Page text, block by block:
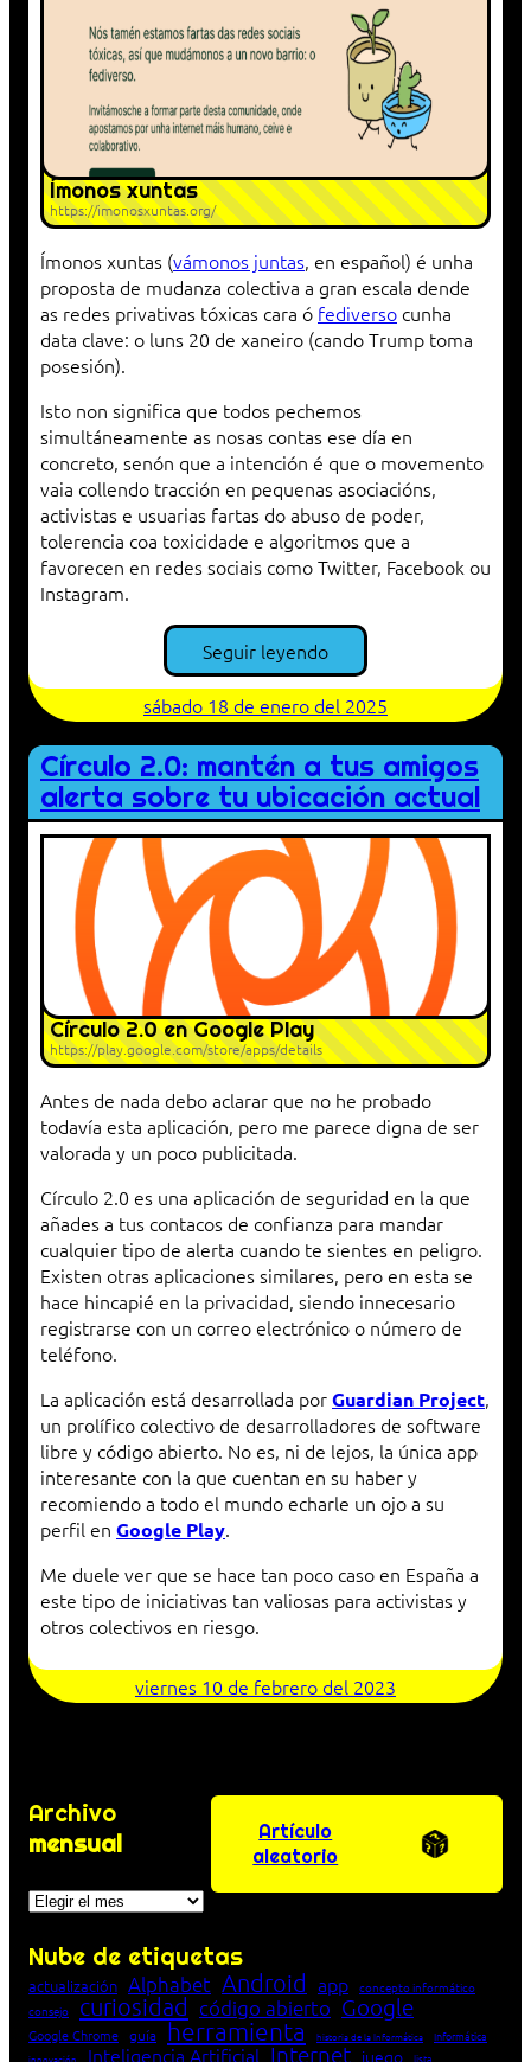
Ímonos xuntas
https://imonosxuntas.org/
Ímonos xuntas (vámonos juntas, en español) é unha
proposta de mudanza colectiva a gran escala dende
as redes privativas tóxicas cara ó fediverso cunha
data clave: o luns 20 de xaneiro (cando Trump toma
posesión).
Isto non significa que todos pechemos
simultáneamente as nosas contas ese día en
concreto, senón que a intención é que o movemento
vaia collendo tracción en pequenas asociacións,
activistas e usuarias fartas do abuso de poder,
tolerencia coa toxicidade e algoritmos que a
favorecen en redes sociais como Twitter, Facebook ou
Instagram.
Seguir leyendo
sábado 18 de enero del 2025
Círculo 2.0: mantén a tus amigos
alerta sobre tu ubicación actual
Círculo 2.0 en Google Play
https://play.google.com/store/apps/details
Antes de nada debo aclarar que no he probado
todavía esta aplicación, pero me parece digna de ser
valorada y un poco publicitada.
Círculo 2.0 es una aplicación de seguridad en la que
añades a tus contacos de confianza para mandar
cualquier tipo de alerta cuando te sientes en peligro.
Existen otras aplicaciones similares, pero en esta se
hace hincapié en la privacidad, siendo innecesario
registrarse con un correo electrónico o número de
teléfono.
La aplicación está desarrollada porGuardian Project,
un prolífico colectivo de desarrolladores de software
libre y código abierto. No es, ni de lejos, la única app
interesante con la que cuentan en su haber y
recomiendo a todo el mundo echarle un ojo a su
perfil en Google Play.
Me duele ver que se hace tan poco caso en España a
este tipo de iniciativas tan valiosas para activistas y
otros colectivos en riesgo.
viernes 10 de febrero del 2023
Archivo
mensual
Archivos
Artículo
aleatorio
Nube de etiquetas
actualización Alphabet Android app concepto informático
consejo
curiosidad código abierto Google
Google Chrome guía herramienta historia de la Informática Informática
Inteligencia Artificial Internet juego lista